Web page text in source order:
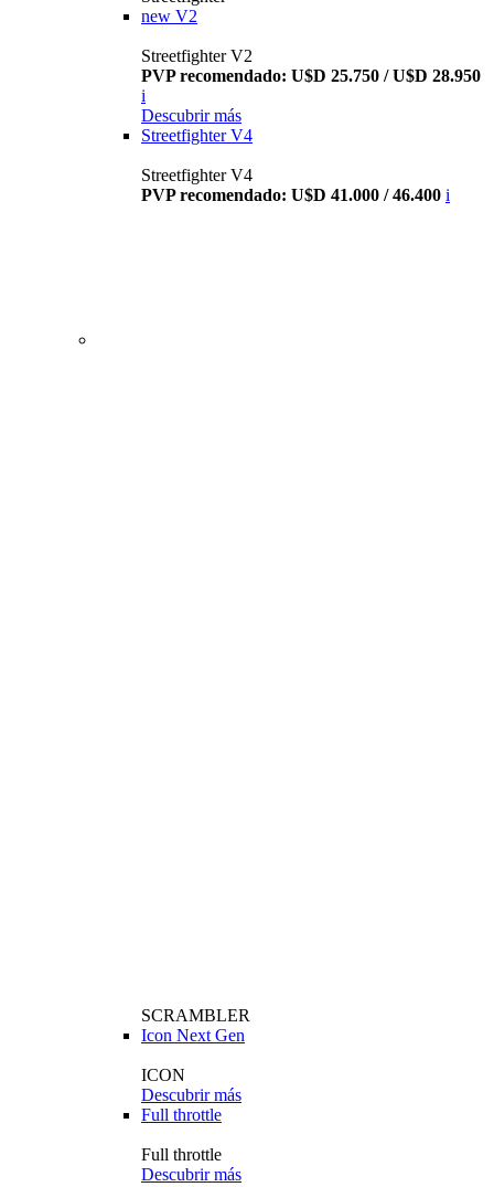
new V2
Streetfighter V2
PVP recomendado: U$D 25.750 / U$D 28.950
i
Descubrir más
Streetfighter V4
Streetfighter V4
PVP recomendado: U$D 41.000 / 46.400 i
SCRAMBLER
Icon Next Gen
ICON
Descubrir más
Full throttle
Full throttle
Descubrir más